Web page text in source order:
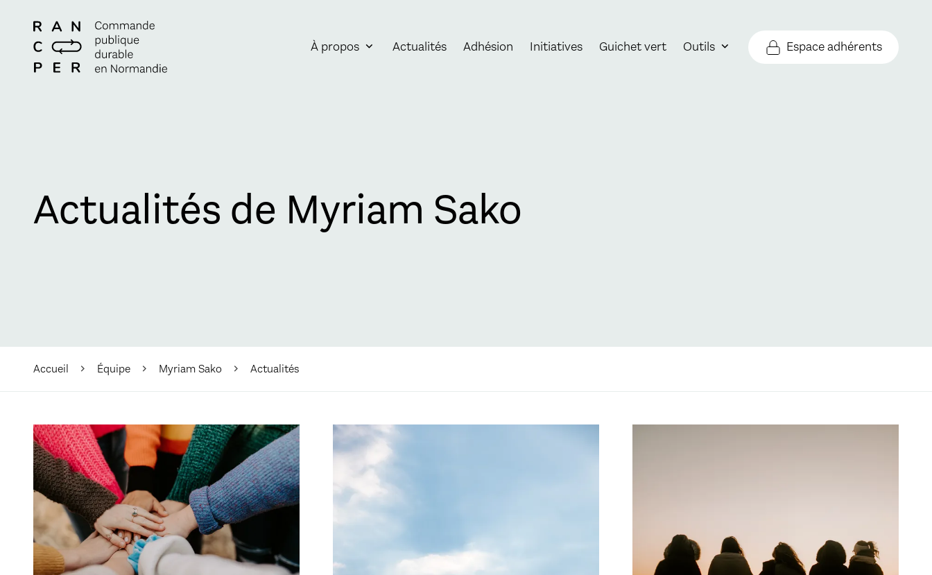
À propos Actualités Adhésion Initiatives Guichet vert Outils Espace adhérents
Actualités de Myriam Sako
Accueil Équipe Myriam Sako Actualités